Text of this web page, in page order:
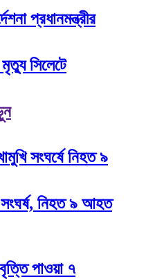
প্রধানমন্ত্রীর
সিলেটে
সংঘর্ষে নিহত ৯
সংঘর্ষ, নিহত ৯ আহত
পাওয়া ৭